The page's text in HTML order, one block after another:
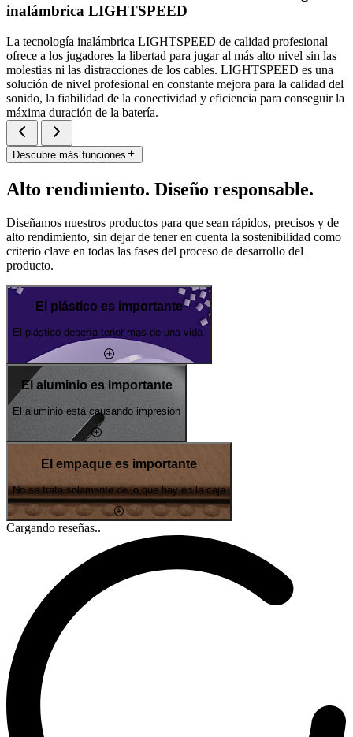
inalámbrica LIGHTSPEED
La tecnología inalámbrica LIGHTSPEED de calidad profesional
ofrece a los jugadores la libertad para jugar al más alto nivel sin las
molestias ni las distracciones de los cables. LIGHTSPEED es una
solución de nivel profesional en constante mejora para la calidad del
sonido, la fiabilidad de la conectividad y eficiencia para conseguir la
máxima duración de la batería.
Descubre más funciones
Alto rendimiento. Diseño responsable.
Diseñamos nuestros productos para que sean rápidos, precisos y de
alto rendimiento, sin dejar de tener en cuenta la sostenibilidad como
criterio clave en todas las fases del proceso de desarrollo del
producto.
El plástico es importante
El plástico debería tener más de una vida.
El aluminio es importante
El aluminio está causando impresión
El empaque es importante
No se trata solamente de lo que hay en la caja
Cargando reseñas..